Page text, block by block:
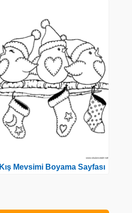
Kış Mevsimi Boyama Sayfası